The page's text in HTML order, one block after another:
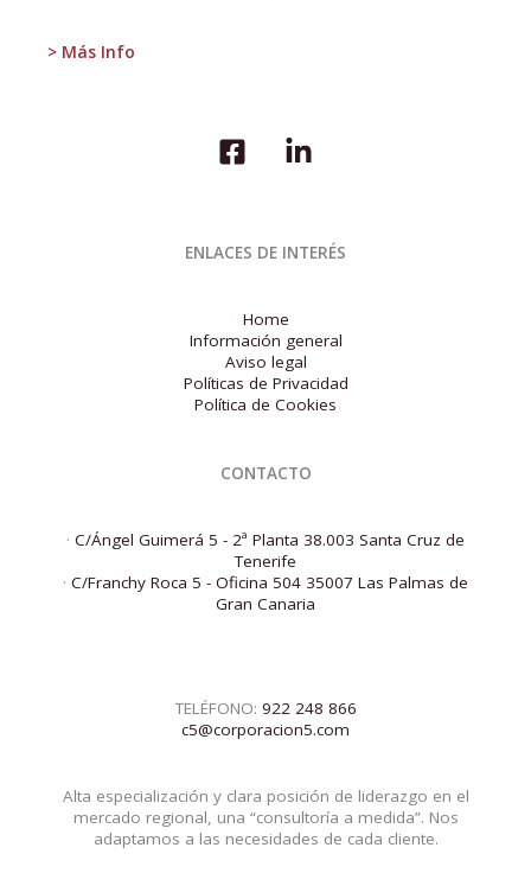
> Más Info
ENLACES DE INTERÉS
Home
Información general
Aviso legal
Políticas de Privacidad
Política de Cookies
CONTACTO
· C/Ángel Guimerá 5 - 2ª Planta 38.003 Santa Cruz de
Tenerife
· C/Franchy Roca 5 - Oficina 504 35007 Las Palmas de
Gran Canaria
TELÉFONO: 922 248 866
c5@corporacion5.com
Alta especialización y clara posición de liderazgo en el
mercado regional, una “consultoría a medida”. Nos
adaptamos a las necesidades de cada cliente.